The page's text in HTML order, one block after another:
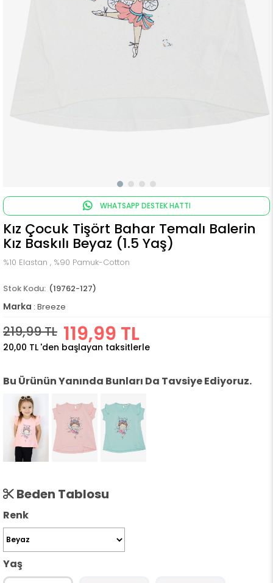
WHATSAPP DESTEK HATTI
Kız Çocuk Tişört Bahar Temalı Balerin
Kız Baskılı Beyaz (1.5 Yaş)
%10 Elastan , %90 Pamuk-Cotton
(19762-127)
Marka : Breeze
219,99 TL 119,99 TL
20,00 TL 'den başlayan taksitlerle
Bu Ürünün Yanında Bunları Da Tavsiye Ediyoruz.
Beden Tablosu
Renk
Yaş